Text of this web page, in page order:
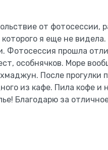
от фотосессии,
я еще не
Фотосессия прошла
особнячков. Море
После прогулки
из кафе. Пила кофе
Благодарю за